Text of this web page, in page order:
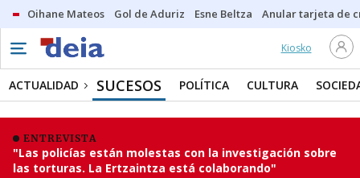
Oihane Mateos Gol de Aduriz Esne Beltza Anular tarjeta de
Kiosko
ACTUALIDAD SUCESOS POLÍTICA CULTURA
ENTREVISTA
"Las policías están molestas con la investigación sobre
las torturas. La Ertzaintza está colaborando"